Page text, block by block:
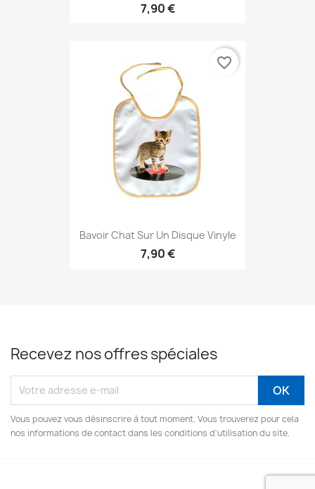
7,90 €
Bavoir Chat Sur Un Disque Vinyle
7,90 €
favorite_border
Recevez nos offres spéciales
Vous pouvez vous désinscrire à tout moment. Vous trouverez pour cela
nos informations de contact dans les conditions d'utilisation du site.